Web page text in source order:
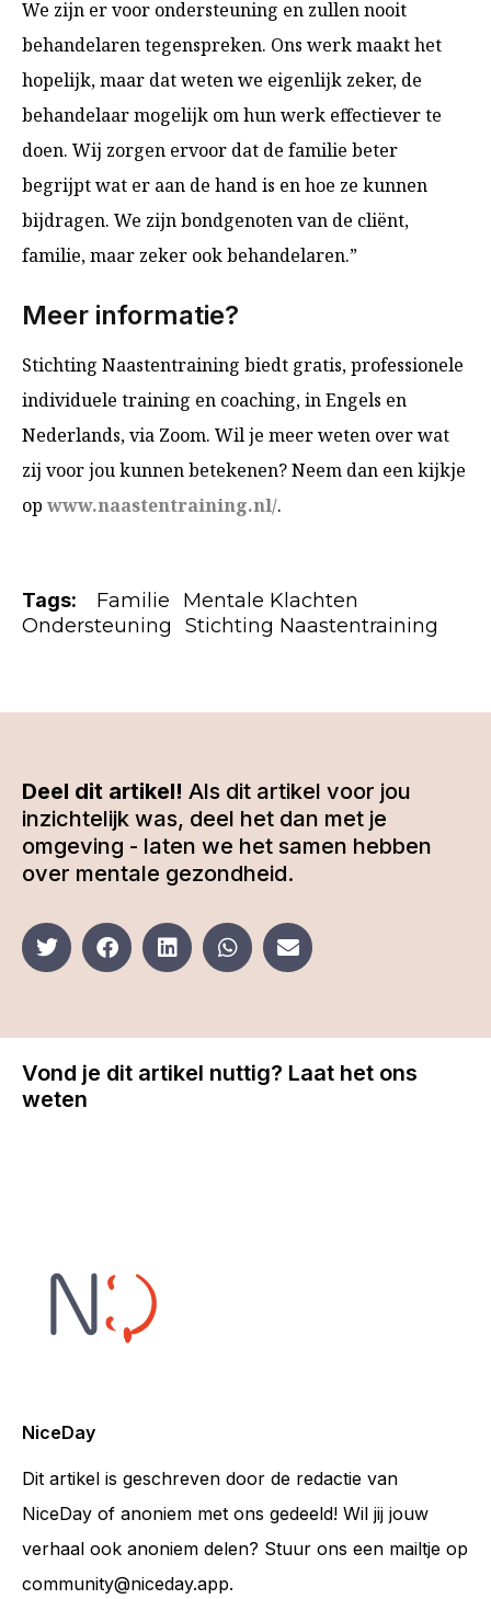
We zijn er voor ondersteuning en zullen nooit
behandelaren tegenspreken. Ons werk maakt het
hopelijk, maar dat weten we eigenlijk zeker, de
behandelaar mogelijk om hun werk effectiever te
doen. Wij zorgen ervoor dat de familie beter
begrijpt wat er aan de hand is en hoe ze kunnen
bijdragen. We zijn bondgenoten van de cliënt,
familie, maar zeker ook behandelaren.”
Meer informatie?
Stichting Naastentraining biedt gratis, professionele
individuele training en coaching, in Engels en
Nederlands, via Zoom. Wil je meer weten over wat
zij voor jou kunnen betekenen? Neem dan een kijkje
op www.naastentraining.nl/.
Tags: Familie
Mentale Klachten
Ondersteuning
Stichting Naastentraining
Deel dit artikel! Als dit artikel voor jou
inzichtelijk was, deel het dan met je
omgeving - laten we het samen hebben
over mentale gezondheid.
Vond je dit artikel nuttig? Laat het ons
weten
NiceDay
Dit artikel is geschreven door de redactie van
NiceDay of anoniem met ons gedeeld! Wil jij jouw
verhaal ook anoniem delen? Stuur ons een mailtje op
community@niceday.app.